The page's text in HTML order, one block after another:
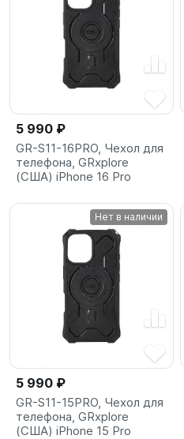
5 990 ₽
GR-S11-16PRO, Чехол для
телефона, GRxplore
(США) iPhone 16 Pro
Нет в наличии
5 990 ₽
GR-S11-15PRO, Чехол для
телефона, GRxplore
(США) iPhone 15 Pro